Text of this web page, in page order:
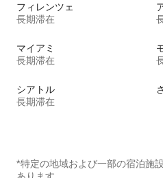
フィレンツェ
長期滞在
マイアミ
長期滞在
シアトル
長期滞在
*特定の地域および一部の宿泊施